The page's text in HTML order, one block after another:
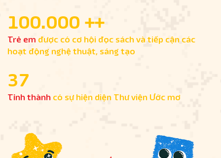
100.000
Trẻ em được có cơ hội đọc sách và tiếp cận các
hoạt động nghệ thuật, sáng tạo
37
Tỉnh thành có sự hiện diện Thư viện Ước mơ